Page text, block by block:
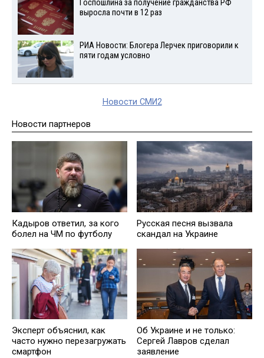
Госпошлина за получение гражданства РФ
выросла почти в 12 раз
РИА Новости: Блогера Лерчек приговорили к
пяти годам условно
Новости СМИ2
Новости партнеров
Кадыров ответил, за кого
болел на ЧМ по футболу
Русская песня вызвала
скандал на Украине
Эксперт объяснил, как
часто нужно перезагружать
смартфон
Об Украине и не только:
Сергей Лавров сделал
заявление